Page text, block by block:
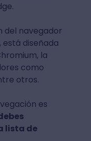
del navegador
está diseñada
la
como
otros.
es
lista de